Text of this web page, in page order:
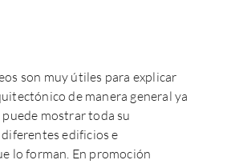
son muy útiles para explicar
de manera general ya
puede mostrar toda su
edificios e
lo forman. En promoción